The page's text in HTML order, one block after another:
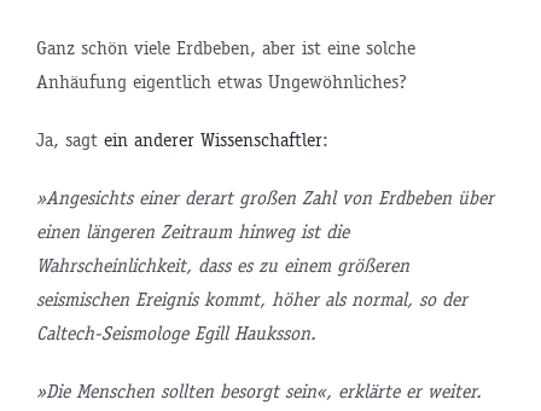
Ganz schön viele Erdbeben, aber ist eine solche
Anhäufung eigentlich etwas Ungewöhnliches?
Ja, sagt ein anderer Wissenschaftler:
»Angesichts einer derart großen Zahl von Erdbeben über
einen längeren Zeitraum hinweg ist die
Wahrscheinlichkeit, dass es zu einem größeren
seismischen Ereignis kommt, höher als normal, so der
Caltech-Seismologe Egill Hauksson.
»Die Menschen sollten besorgt sein«, erklärte er weiter.